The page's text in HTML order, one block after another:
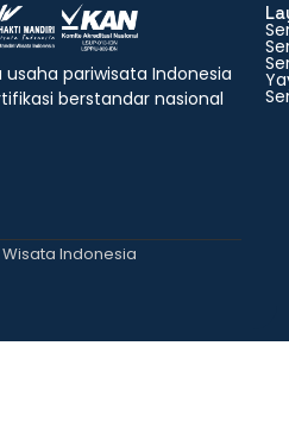
pariwisata Indonesia
berstandar nasional
Wisata Indonesia